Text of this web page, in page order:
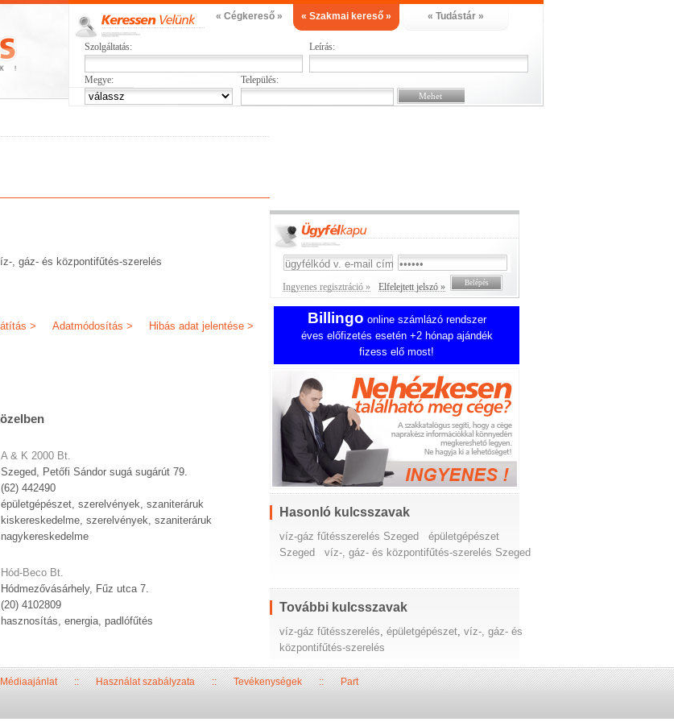
« Cégkereső » « Szakmai kereső » « Tudástár »
Szolgáltatás: Leírás:
Megye: Település:
, gáz- és központifűtés-szerelés
Hibás adat jelentése >
Adatmódosítás >
>
A & K 2000 Bt.
Szeged, Petőfi Sándor sugá sugárút 79.
(62) 442490
épületgépészet, szerelvények, szaniteráruk
kiskereskedelme, szerelvények, szaniteráruk
nagykereskedelme
Hód-Beco Bt.
Hódmezővásárhely, Fűz utca 7.
(20) 4102809
hasznosítás, energia, padlófűtés
Ingyenes regisztráció » Elfelejtett jelszó »
Billingo online számlázó rendszer
éves előfizetés esetén +2 hónap ajándék
fizess elő most!
Hasonló kulcsszavak
víz-gáz fűtésszerelés Szeged
épületgépészet
Szeged
víz-, gáz- és központifűtés-szerelés Szeged
További kulcsszavak
víz-gáz fűtésszerelés,épületgépészet,víz-, gáz- és
központifűtés-szerelés
Médiaajánlat::Használat szabályzata::Tevékenységek::Part